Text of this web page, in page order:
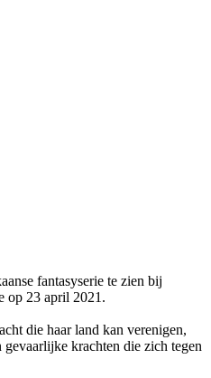
fantasyserie te zien bij
op 23 april 2021.
die haar land kan verenigen,
gevaarlijke krachten die zich tegen